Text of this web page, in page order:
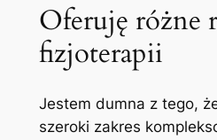
Oferuję różne
fizjoterapii
Jestem dumna z tego,
szeroki zakres